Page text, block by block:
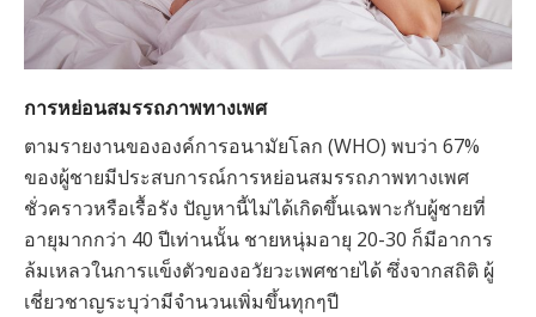
การหย่อนสมรรถภาพทางเพศ
ตามรายงานขององค์การอนามัยโลก (WHO) พบว่า 67%
ของผู้ชายมีประสบการณ์การหย่อนสมรรถภาพทางเพศ
ชั่วคราวหรือเรื้อรัง ปัญหานี้ไม่ได้เกิดขึ้นเฉพาะกับผู้ชายที่
อายุมากกว่า 40 ปีเท่านนั้น ชายหนุ่มอายุ 20-30 ก็มีอาการ
ล้มเหลวในการแข็งตัวของอวัยวะเพศชายได้ ซึ่งจากสถิติ ผู้
เชี่ยวชาญระบุว่ามีจำนวนเพิ่มขึ้นทุกๆปี